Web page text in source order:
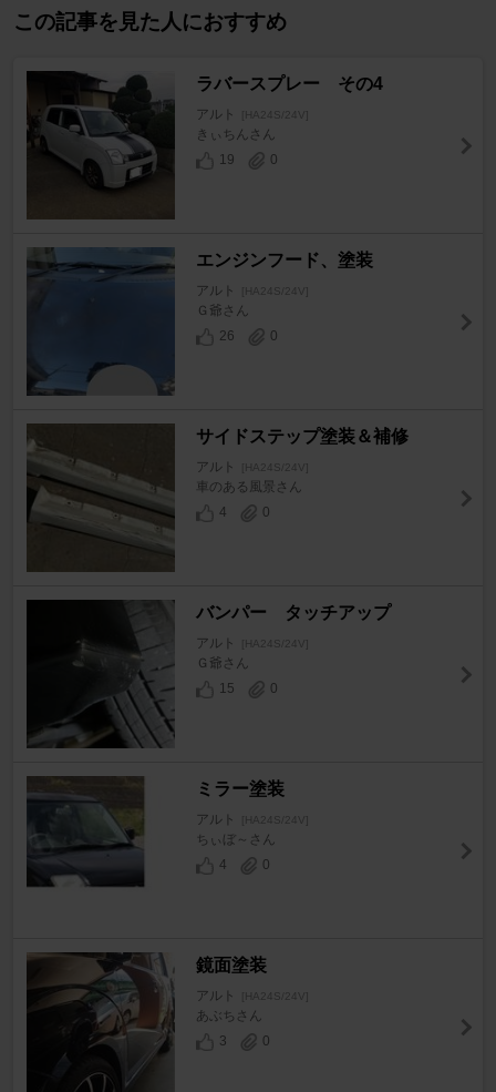
この記事を見た人におすすめ
ラバースプレー その4
アルト [HA24S/24V]
きぃちんさん
19
0
エンジンフード、塗装
アルト [HA24S/24V]
Ｇ爺さん
26
0
サイドステップ塗装＆補修
アルト [HA24S/24V]
車のある風景さん
4
0
バンパー タッチアップ
アルト [HA24S/24V]
Ｇ爺さん
15
0
ミラー塗装
アルト [HA24S/24V]
ちぃぼ～さん
4
0
鏡面塗装
アルト [HA24S/24V]
あぶちさん
3
0